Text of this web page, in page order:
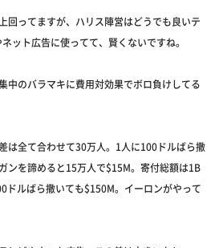
回ってますが、ハリス陣営はどうでも良いテ
ット広告に使ってて、賢くないですね。
中のバラマキに費用対効果でボロ負けしてる
は全て合わせて30万人。1人に100ドルばら撒
ンを諦めると15万人で$15M。寄付総額は1B
ドルばら撒いても$150M。イーロンがやって